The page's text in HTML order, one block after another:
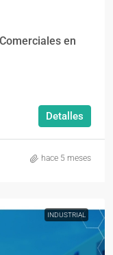
en
Detalles
hace 5 meses
INDUSTRIAL